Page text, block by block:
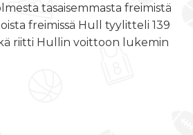
tasaisemmasta freimistä
freimissä Hull tyylitteli 139
riitti Hullin voittoon lukemin